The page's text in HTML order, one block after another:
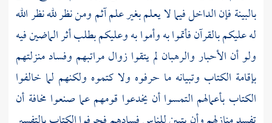
بالبينة فإن الداخل فيما لا يعلم بغير علم آثم ومن نظر لله نظر الله
له عليكم بالقرآن فأتموا به وأموا به وعليكم بطلب أثر الماضين فيه
ولو أن الأحبار والرهبان لم يتقوا زوال مراتبهم وفساد منزلتهم
بإقامة الكتاب وتبيانه ما حرفوه ولا كتموه ولكنهم لما خالفوا
الكتاب بأعمالهم التمسوا أن يخدعوا قومهم عما صنعوا مخافة أن